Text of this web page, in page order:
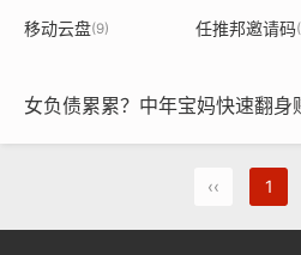
移动云盘(9) 任推邦邀请码
女负债累累？中年宝妈快速翻身
‹‹ 1